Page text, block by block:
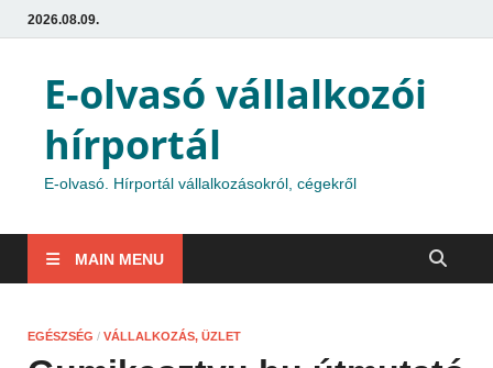
2026.08.09.
E-olvasó vállalkozói
hírportál
E-olvasó. Hírportál vállalkozásokról, cégekről
MAIN MENU
EGÉSZSÉG / VÁLLALKOZÁS, ÜZLET